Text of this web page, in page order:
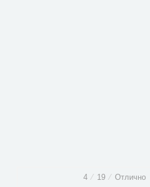
4 ⁄ 19 ⁄ Отлично